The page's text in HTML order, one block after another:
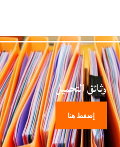
وثائق التحميل
إضغط هنا